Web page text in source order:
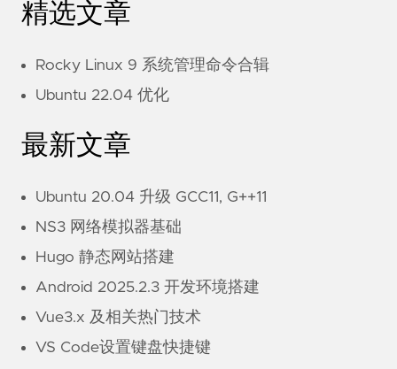
精选文章
Rocky Linux 9 系统管理命令合辑
Ubuntu 22.04 优化
最新文章
Ubuntu 20.04 升级 GCC11, G++11
NS3 网络模拟器基础
Hugo 静态网站搭建
Android 2025.2.3 开发环境搭建
Vue3.x 及相关热门技术
VS Code设置键盘快捷键